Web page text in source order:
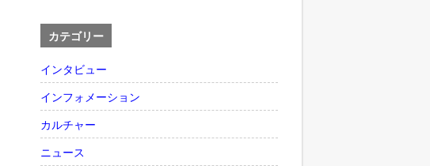
カテゴリー
インタビュー
インフォメーション
カルチャー
ニュース